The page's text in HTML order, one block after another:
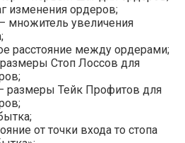
изменения ордеров;
множитель увеличения
расстояние между ордерами;
Стоп Лоссов для
размеры Тейк Профитов для
от точки входа то стопа